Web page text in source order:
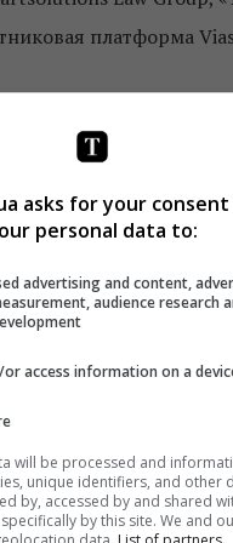
платформа
Facebook Twitter
asks for your
personal data to:
advertising and content,
audience research
access information on a
will be processed and
unique identifiers, and other
by, accessed by and shared
by this site. We and